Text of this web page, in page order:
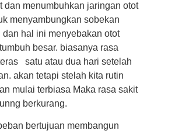
dan menumbuhkan jaringan otot
menyambungkan sobekan
dan hal ini menyebakan otot
besar. biasanya rasa
satu atau dua hari setelah
akan tetapi stelah kita rutin
mulai terbiasa Maka rasa sakit
berkurang.
bertujuan membangun